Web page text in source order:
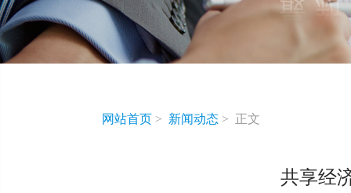
网站首页 > 新闻动态 > 正文
共享经